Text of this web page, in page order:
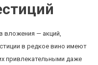
вложения — акций,
в редкое вино имеют
привлекательными даже